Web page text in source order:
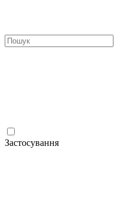
Застосування